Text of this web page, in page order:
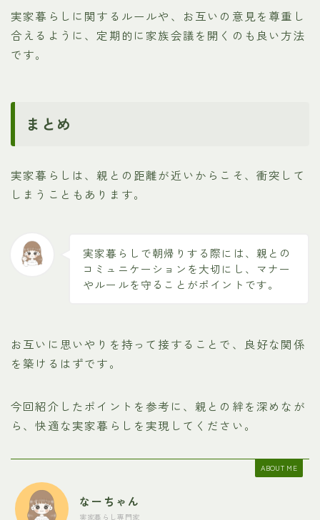
実家暮らしに関するルールや、お互いの意見を尊重し
合えるように、定期的に家族会議を開くのも良い方法
です。
まとめ
実家暮らしは、親との距離が近いからこそ、衝突して
しまうこともあります。
実家暮らしで朝帰りする際には、親との
コミュニケーションを大切にし、マナー
やルールを守ることがポイントです。
お互いに思いやりを持って接することで、良好な関係
を築けるはずです。
今回紹介したポイントを参考に、親との絆を深めなが
ら、快適な実家暮らしを実現してください。
ABOUT ME
なーちゃん
実家暮らし専門家